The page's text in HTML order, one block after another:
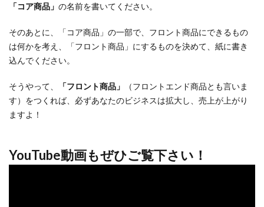
「コア商品」 の名前を書いてください。
そのあとに、「コア商品」の一部で、フロント商品にできるもの
は何かを考え、「フロント商品」にするものを決めて、紙に書き
込んでください。
そうやって、 「フロント商品」
（フロントエンド商品とも言いま
す）をつくれば、必ずあなたのビジネスは拡大し、売上が上がり
ますよ！
YouTube動画もぜひご覧下さい！